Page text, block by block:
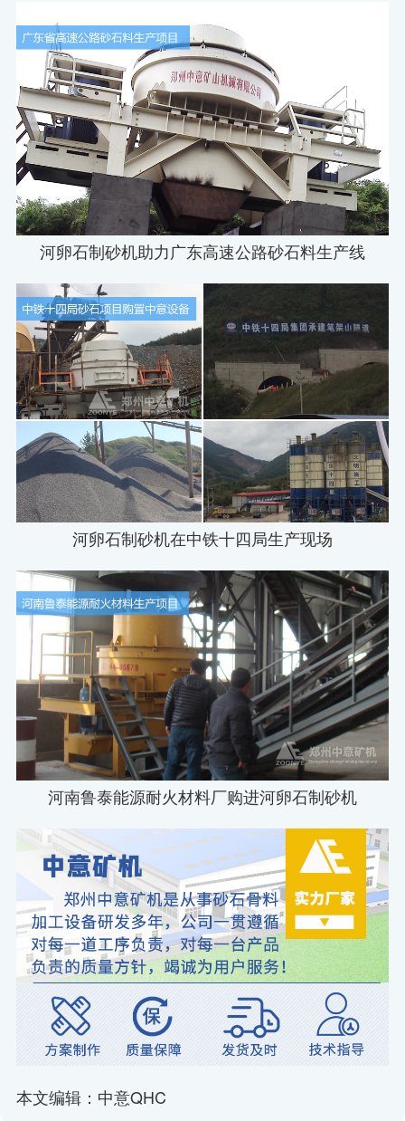
河卵石制砂机助力广东高速公路砂石料生产线
河卵石制砂机在中铁十四局生产现场
河南鲁泰能源耐火材料厂购进河卵石制砂机
本文编辑：中意QHC